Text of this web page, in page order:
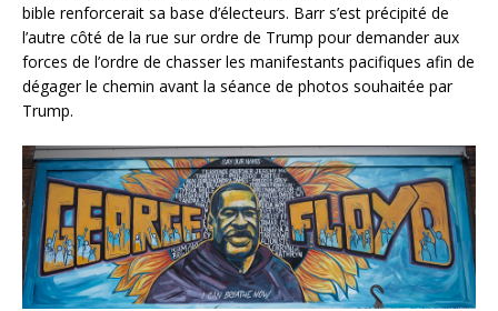
bible renforcerait sa base d’électeurs. Barr s’est précipité de
l’autre côté de la rue sur ordre de Trump pour demander aux
forces de l’ordre de chasser les manifestants pacifiques afin de
dégager le chemin avant la séance de photos souhaitée par
Trump.